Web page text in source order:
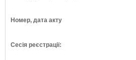
Номер, дата акту
Сесія реєстрації: